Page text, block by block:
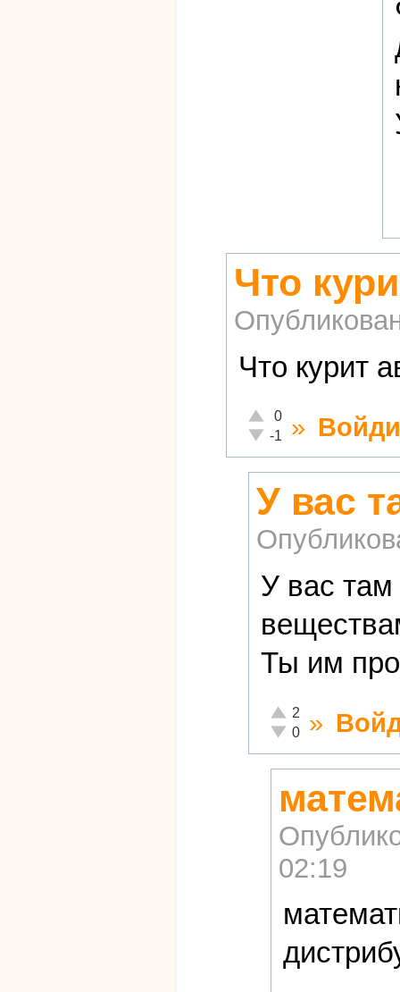
Что
Что курит
Отлично!
0
Неадекватно!
-1 »
У вас
У вас
Ты им про
Отлично!
2
Неадекватно!
0 »
02:19